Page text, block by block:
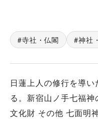
寺社・仏閣 神社
日蓮上人の修行を導
る。新宿山ノ手七福神
文化財 その他 七面明